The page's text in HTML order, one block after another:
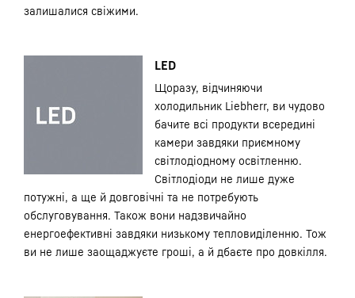
залишалися свіжими.
LED
Щоразу, відчиняючи
холодильник Liebherr, ви чудово
бачите всі продукти всередині
камери завдяки приємному
світлодіодному освітленню.
Світлодіоди не лише дуже
потужні, а ще й довговічні та не потребують
обслуговування. Також вони надзвичайно
енергоефективні завдяки низькому тепловиділенню. Тож
ви не лише заощаджуєте гроші, а й дбаєте про довкілля.